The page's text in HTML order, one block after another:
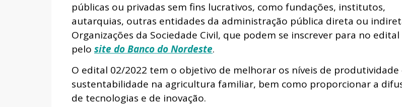
públicas ou privadas sem fins lucrativos, como fundações, institutos,
autarquias, outras entidades da administração pública direta ou
Organizações da Sociedade Civil, que podem se inscrever para no edital
pelo site do Banco do Nordeste.
O edital 02/2022 tem o objetivo de melhorar os níveis de produtividade
sustentabilidade na agricultura familiar, bem como proporcionar a
de tecnologias e de inovação.